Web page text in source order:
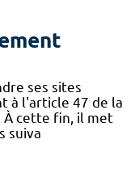
ses sites
à l'article 47 de la
À cette fin, il met
suiva